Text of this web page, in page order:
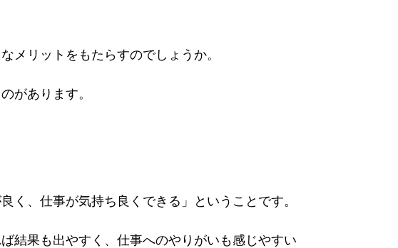
メリットをもたらすのでしょうか。
があります。
く、仕事が気持ち良くできる」ということです。
結果も出やすく、仕事へのやりがいも感じやすい